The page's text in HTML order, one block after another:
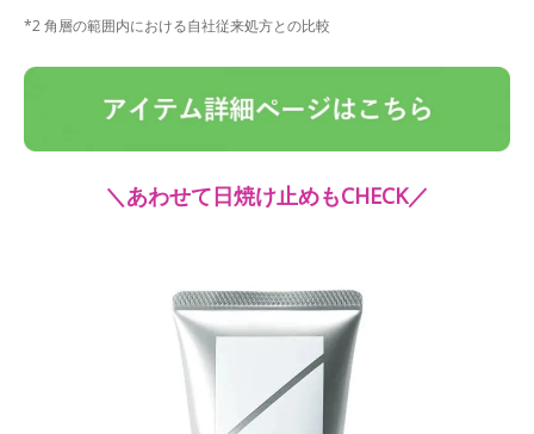
*2 角層の範囲内における自社従来処方との比較
＼あわせて日焼け止めもCHECK／